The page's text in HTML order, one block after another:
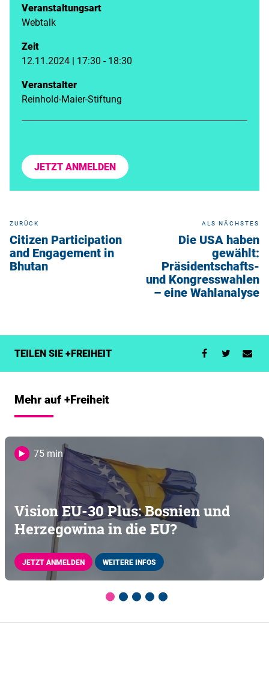
Veranstaltungsart
Webtalk
Zeit
12.11.2024 | 17:30 - 18:30
Veranstalter
Reinhold-Maier-Stiftung
JETZT ANMELDEN
ZURÜCK
Citizen Participation
and Engagement in
Bhutan
ALS NÄCHSTES
Die USA haben
gewählt:
Präsidentschafts-
und Kongresswahlen
– eine Wahlanalyse
TEILEN SIE +FREIHEIT
Mehr auf +Freiheit
75 min
Vision EU-30 Plus: Bosnien und
Herzegowina in die EU?
JETZT ANMELDEN WEITERE INFOS